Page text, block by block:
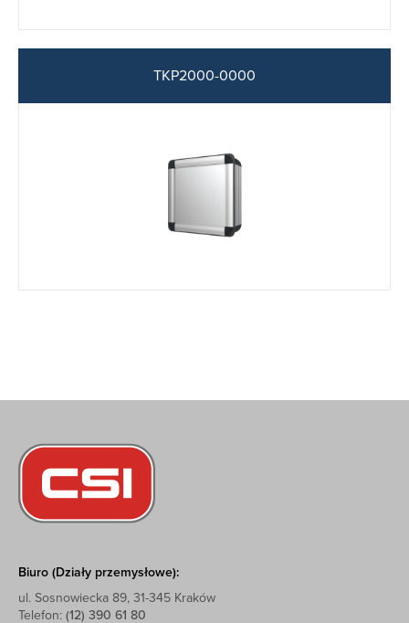
TKP2000-0000
Biuro (Działy przemysłowe):
ul. Sosnowiecka 89, 31-345 Kraków
Telefon: (12) 390 61 80